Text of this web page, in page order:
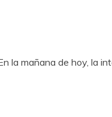
la mañana de hoy, la